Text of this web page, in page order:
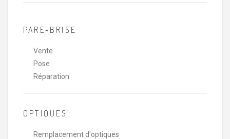
PARE-BRISE
Vente
Pose
Réparation
OPTIQUES
Remplacement d'optiques